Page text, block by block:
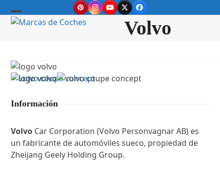
to
PinterestInstagram
YouTube
TwitterFacebook
Open
Close
Volvo
Información
Volvo Car Corporation (Volvo Personvagnar AB) es
un fabricante de automóviles sueco, propiedad de
Zheijang Geely Holding Group.